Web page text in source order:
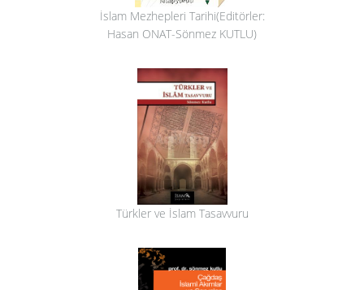
İslam Mezhepleri Tarihi(Editörler:
Hasan ONAT-Sönmez KUTLU)
Türkler ve İslam Tasavvuru